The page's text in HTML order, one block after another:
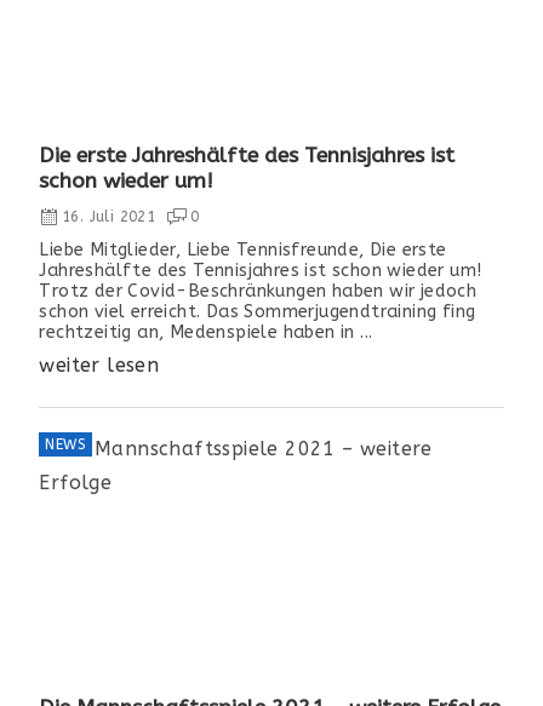
Die erste Jahreshälfte des Tennisjahres ist
schon wieder um!
16. Juli 2021 0
Liebe Mitglieder, Liebe Tennisfreunde, Die erste
Jahreshälfte des Tennisjahres ist schon wieder um!
Trotz der Covid-Beschränkungen haben wir jedoch
schon viel erreicht. Das Sommerjugendtraining fing
rechtzeitig an, Medenspiele haben in ...
weiter lesen
NEWS